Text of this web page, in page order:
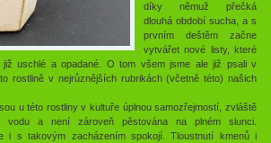
díky němuž přečká
dlouhá období sucha, a s
prvním deštěm začne
vytvářet nové listy, které
uschlé a opadané. O tom všem jsme ale již psali v
rostlině v nejrůznějších rubrikách (včetně této) našich
u této rostliny v kultuře úplnou samozřejmostí, zvláště
vodu a není zároveň pěstována na plném slunci.
i s takovým zacházením spokojí. Tloustnutí kmenů i